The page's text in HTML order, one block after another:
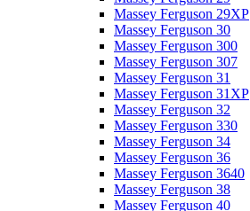
Massey Ferguson 29XP
Massey Ferguson 30
Massey Ferguson 300
Massey Ferguson 307
Massey Ferguson 31
Massey Ferguson 31XP
Massey Ferguson 32
Massey Ferguson 330
Massey Ferguson 34
Massey Ferguson 36
Massey Ferguson 3640
Massey Ferguson 38
Massey Ferguson 40